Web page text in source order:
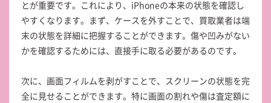
とが重要です。これにより、iPhoneの本来の状態を確認し
やすくなります。まず、ケースを外すことで、買取業者は端
末の状態を詳細に把握することができます。傷や凹みがない
かを確認するためには、直接手に取る必要があるのです。
次に、画面フィルムを剥がすことで、スクリーンの状態を完
全に見せることができます。特に画面の割れや傷は査定額に